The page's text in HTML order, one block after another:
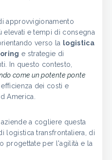
approvvigionamento
elevati e tempi di consegna
verso la logistica
e strategie di
In questo contesto,
come un potente ponte
dei costi e
America.
a cogliere questa
logistica transfrontaliera, di
progettate per l'agilità e la